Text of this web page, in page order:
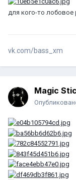
для кого-то лобовое
vk.com/bass_xm
Magic